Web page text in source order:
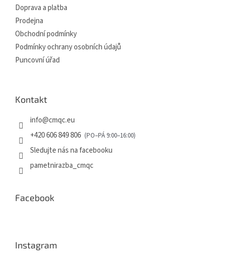
Doprava a platba
Prodejna
Obchodní podmínky
Podmínky ochrany osobních údajů
Puncovní úřad
Kontakt
info@cmqc.eu
+420 606 849 806
Sledujte nás na facebooku
pametnirazba_cmqc
Facebook
Instagram